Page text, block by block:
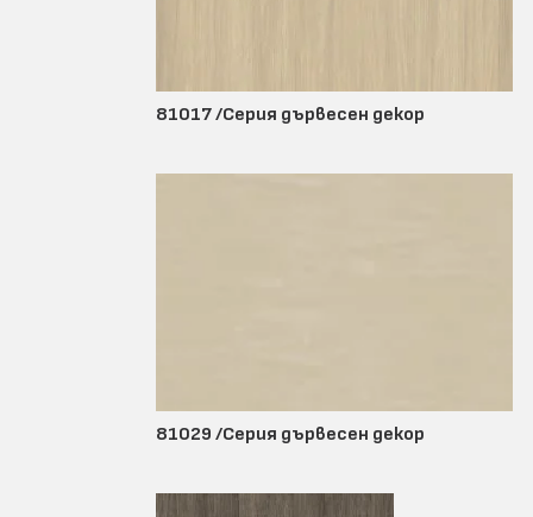
81017 /Серия дървесен декор
81029 /Серия дървесен декор